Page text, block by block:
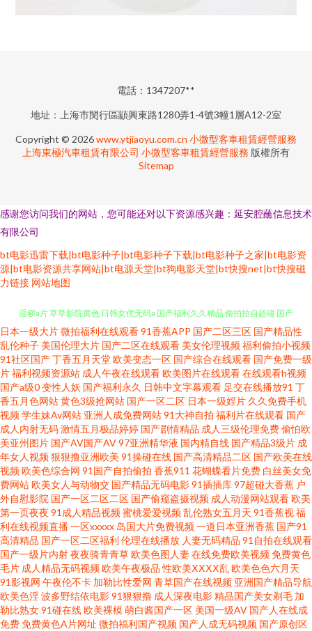
電話：1347207**
地址：上海市閔行區顓興東路1280弄1-4號3幢1層A12-2室
Copyright © 2026www.ytjiaoyu.com.cn 小微型客車租賃經營服務
上海東極汽車租賃有限公司 小微型客車租賃經營服務 版權所有
Sitemap
感谢您访问我们的网站，您可能还对以下资源感兴趣：延安腔蘸信息技术
有限公司
bt电影迅雷下载|bt电影种子|bt电影种子下载|bt电影种子之家|bt电影资
源|bt电影资源共享网站|bt电源天堂|bt狗电影天堂|bt快搜net|bt快搜磁
力链接 网站地图
又爽又黄又无 国内精品视频区在 91视频一区蜜桃 秋霞伦理电影在线看 欧美
淫秽a片 草草影院黄色 日韩女优无码a 国产福利久久精品 偷拍拍自超碰 国产
视频传媒色 亚洲精品网站首页 精品第十页 尤物视频在线播放一区 乱码一二
三入区口 91精品国产免费网站 欧美亚洲精品第一 扒开双腿疯狂进出爽 日本
高清一区在线观看 福利社官网92 思思青青人人草热视频 国产黑丝后入在线
观看 西西44 国内揄拍国内精品视频 业余自由性别 狼人综合AV 综合欧美视频
欧美∨a在线 91资源超碰总站 飘雪花电影网在线观看 AV性爱区 日本中文字幕
在线观看 成人看片福利亚洲福利亚洲美国福利亚洲福利亚洲福利亚洲福利 午
夜福利在线视频性色 后入 亚洲资源网站 蜜臀国产在线视频 2019最新电影在
日本一级大片微拍福利在线观看91香蕉APP 国产二区三区 国产精品性
乱伦种子 美国伦理大片 国产二区在线观看 美女伦理视频福利偷拍小视频
91社区国产丁香五月天堂欧美变态一区 国产综合在线观看 国产免费一级
片福利视频资源站 成人午夜在线观看欧美图片在线观看在线观看h视频
国产a级0变性人妖 国产福利永久 日韩中文字幕观看 足交在线播放91 丁
香五月色网站黄色3级抢网站 国产一区二区 日本一级婬片 久久免费手机
视频学生妹Av网站 亚洲人成免费网站91大神自拍 福利片在线观看 国产
成人内射无码激情五月极品婷婷 国产剧情精品 成人三级伦理免费偷怕欧
美亚州图片 国产AV国产AV97亚洲精华液 国内精自线 国产精品3级片 成
年女人视频狠狠撸亚洲欧美 91操碰在线 国产高清精品二区 国产欧美在线
视频欧美色综合网 91国产自拍偷拍 香蕉911 花蝴蝶看片免费 白丝美女免
费网站欧美女人与动物交 国产精品无码电影91插插库97超碰大香蕉 户
外自慰影院 国产一区二区二区 国产偷窥盗摄视频 成人动漫网站观看欧美
第一页夜夜 91成人精品视频蜜桃爱爱视频乱伦熟女五月天 91香蕉视福
利在线视频直播一区xxxxx 岛国大片免费视频一道日本亚洲香蕉 国产91
高清精品 国产一区二区福利 伦理在线播放 人妻无码精品 91自拍在线观看
国产一级片内射夜夜骑青青草欧美色图人妻在线免费欧美视频免费黄色
毛片 成人精品无码视频欧美午夜极品 性欧美ⅩⅩⅩⅩ乱欧美色色六月天
91影视网 午夜伦不卡 加勒比性爱网 青草国产在线视频 亚洲国产精品导航
欧美色淫波多野结依电影91狠狠撸 成人深夜电影精品国产美女剃毛 加
勒比熟女91碰在线欧美裸模萌白酱国产一区 美国一级AV 国产人在线成
免费免费黄色A片网址 微拍福利国产视频 国产人成无码视频 国产原创区